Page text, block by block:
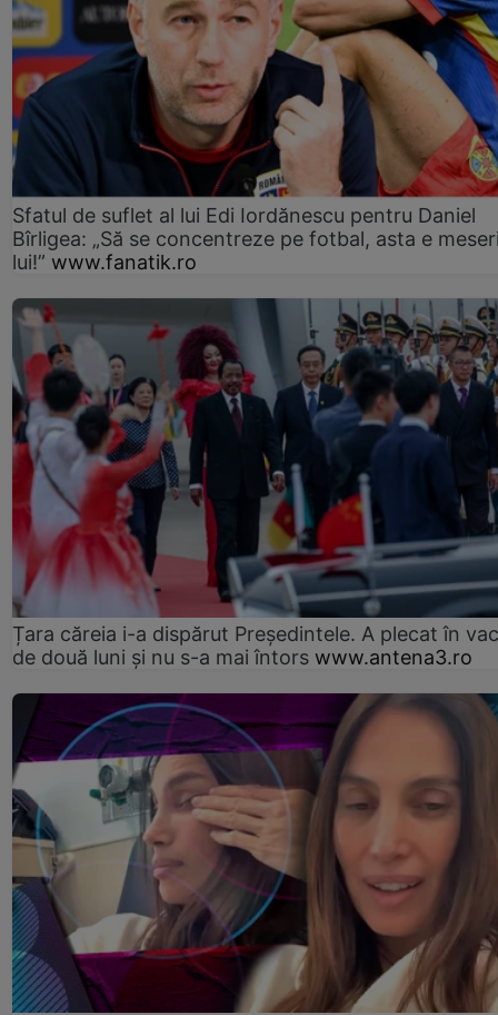
Sfatul de suflet al lui Edi Iordănescu pentru Daniel
Bîrligea: „Să se concentreze pe fotbal, asta e
lui!” www.fanatik.ro
Țara căreia i-a dispărut Președintele. A plecat în
de două luni și nu s-a mai întors www.antena3.ro